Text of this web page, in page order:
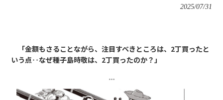
2025/07/31
「金額もさることながら、注目すべきところは、2丁買ったと
いう点‥なぜ種子島時敬は、2丁買ったのか？」